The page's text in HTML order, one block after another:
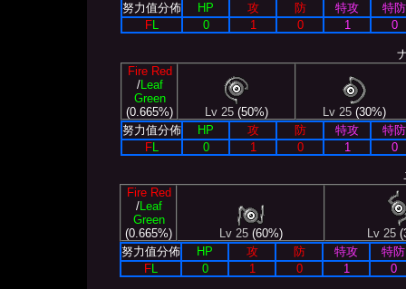
努力值分佈
HP 攻 防 特攻
特防
FL 0 1 0 1 0
Fire Red
/Leaf
Green
(0.665%)
Lv 25 (50%) Lv 25 (30%)
努力值分佈
HP 攻 防 特攻
特防
FL 0 1 0 1 0
Fire Red
/Leaf
Green
(0.665%)
Lv 25(60%) Lv 25
努力值分佈
HP 攻 防 特攻
特防
F
0 1 0 1 0